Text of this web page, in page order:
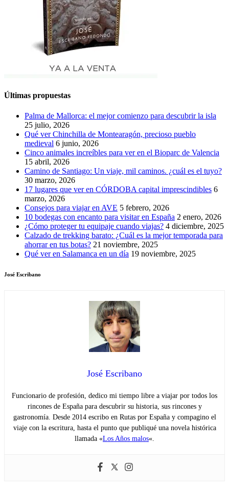
Últimas propuestas
Palma de Mallorca: el mejor comienzo para descubrir la isla
25 julio, 2026
Qué ver Chinchilla de Montearagón, precioso pueblo
medieval 6 junio, 2026
Cinco animales increíbles para ver en el Bioparc de Valencia
15 abril, 2026
Camino de Santiago: Un viaje, mil caminos. ¿cuál es el tuyo?
30 marzo, 2026
17 lugares que ver en CÓRDOBA capital imprescindibles 6
marzo, 2026
Consejos para viajar en AVE 5 febrero, 2026
10 bodegas con encanto para visitar en España 2 enero, 2026
¿Cómo proteger tu equipaje cuando viajas? 4 diciembre, 2025
Calzado de trekking barato: ¿Cuál es la mejor temporada para
ahorrar en tus botas? 21 noviembre, 2025
Qué ver en Salamanca en un día 19 noviembre, 2025
José Escribano
José Escribano
Funcionario de profesión, dedico mi tiempo libre a viajar por todos los
rincones de España para descubrir su historia, sus rincones y
gastronomía. Desde 2014 escribo en Rutas por España y compagino el
viaje con la escritura, hasta el punto que publiqué una novela histórica
llamada «Los Años malos«.